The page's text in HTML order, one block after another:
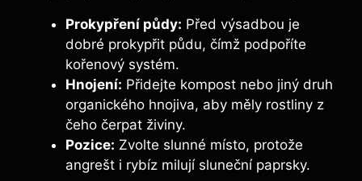
Prokypření půdy: Před výsadbou je
dobré prokypřit půdu, čímž podpoříte
kořenový systém.
Hnojení: Přidejte kompost nebo jiný druh
organického hnojiva, aby měly rostliny z
čeho čerpat živiny.
Pozice: Zvolte slunné místo, protože
angrešt i rybíz milují sluneční paprsky.